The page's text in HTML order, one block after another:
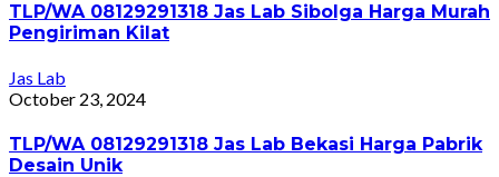
TLP/WA 08129291318 Jas Lab Sibolga Harga Murah
Pengiriman Kilat
Jas Lab
October 23, 2024
TLP/WA 08129291318 Jas Lab Bekasi Harga Pabrik
Desain Unik